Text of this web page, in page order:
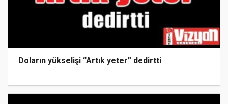
Doların yükselişi “Artık yeter” dedirtti